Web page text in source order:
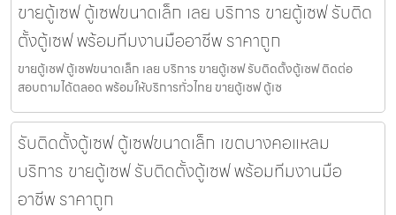
ขายตู้เซฟ ตู้เซฟขนาดเล็ก เลย บริการ ขายตู้เซฟ รับติด
ตั้งตู้เซฟ พร้อมทีมงานมืออาชีพ ราคาถูก
ขายตู้เซฟ ตู้เซฟขนาดเล็ก เลย บริการ ขายตู้เซฟ รับติดตั้งตู้เซฟ ติดต่อ
สอบถามได้ตลอด พร้อมให้บริการทั่วไทย ขายตู้เซฟ ตู้เซ
รับติดตั้งตู้เซฟ ตู้เซฟขนาดเล็ก เขตบางคอแหลม
บริการ ขายตู้เซฟ รับติดตั้งตู้เซฟ พร้อมทีมงานมือ
อาชีพ ราคาถูก